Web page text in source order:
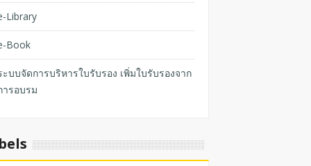
Library
Book
ะบบจัดการบริหารใบรับรอง เพิ่มใบรับรองจาก
ารอบรม